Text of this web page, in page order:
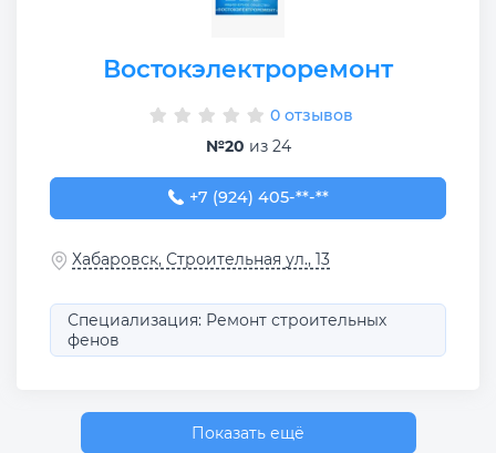
Востокэлектроремонт
0 отзывов
№20 из 24
+7 (924) 405-91-84
+7 (924) 405-**-**
Хабаровск, Строительная ул., 13
Специализация: Ремонт строительных
фенов
Показать ещё